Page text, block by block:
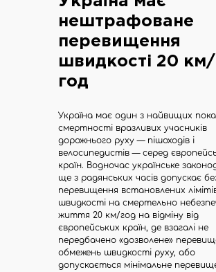
нештрафоване
перевищення
швидкості 20 км/
год
Україна має один з найвищих
смертності вразливих учасників
дорожнього руху — пішоходів і
велосипедистів — серед
країн. Водночас українське
ще з радянських часів допускає
перевищення встановлених
швидкості на смертельно
життя 20 км/год на відміну від
європейських країн, де взагалі не
передбачено «дозволене»
обмежень швидкості руху, або
допускається мінімальне